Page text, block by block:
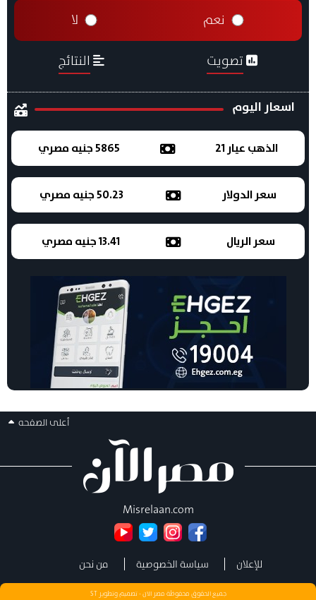
نعم لا
تصويت النتائج
اسعار اليوم
الذهب عيار 21 5865 جنيه مصري
سعر الدولار 50.23 جنيه مصري
سعر الريال 13.41 جنيه مصري
أعلى الصفحه
Misrelaan.com
للإعلان سياسة الخصوصية من نحن
جميع الحقوق محفوظة مصر الان - تصميم وتطويرST